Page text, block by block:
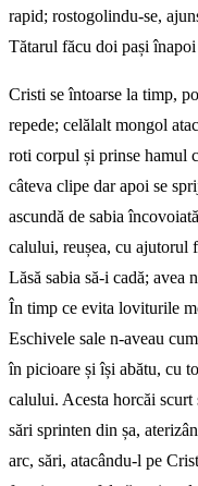
rapid; rostogolindu-se,
Tătarul făcu doi pași
Cristi se întoarse la timp,
repede; celălalt mongol
roti corpul și prinse hamul
câteva clipe dar apoi se
ascundă de sabia
calului, reușea, cu ajutorul
Lăsă sabia să-i cadă; avea
În timp ce evita loviturile
Eschivele sale n-aveau
în picioare și își abătu, cu
calului. Acesta horcăi
sări sprinten din șa,
arc, sări, atacându-l pe